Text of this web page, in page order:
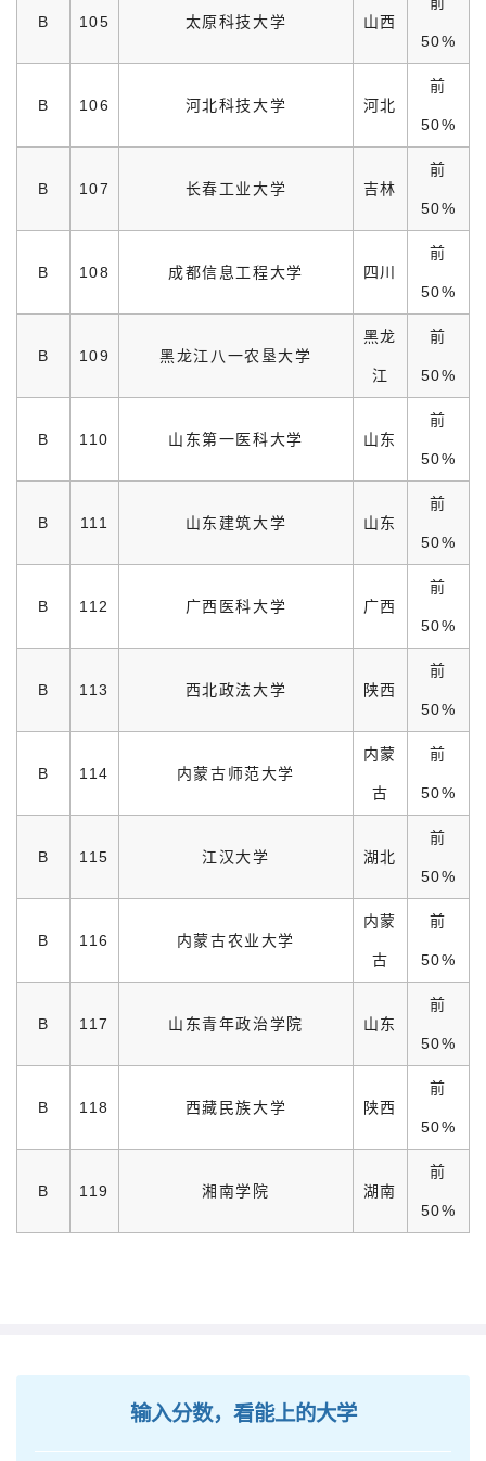
B 105 太原科技大学 山西
50%
B 106 河北科技大学 河北
前
50%
B 107 长春工业大学 吉林
前
50%
B 108 成都信息工程大学 四川
前
50%
B 109 黑龙江八一农垦大学
黑龙
江
前
50%
B 110 山东第一医科大学 山东
前
50%
B 111 山东建筑大学 山东
前
50%
B 112 广西医科大学 广西
前
50%
B 113 西北政法大学 陕西
前
50%
B 114 内蒙古师范大学
内蒙
古
前
50%
B 115 江汉大学 湖北
前
50%
B 116 内蒙古农业大学
内蒙
古
前
50%
B 117 山东青年政治学院 山东
前
50%
B 118 西藏民族大学 陕西
前
50%
B 119 湘南学院 湖南
前
50%
输入分数，看能上的大学